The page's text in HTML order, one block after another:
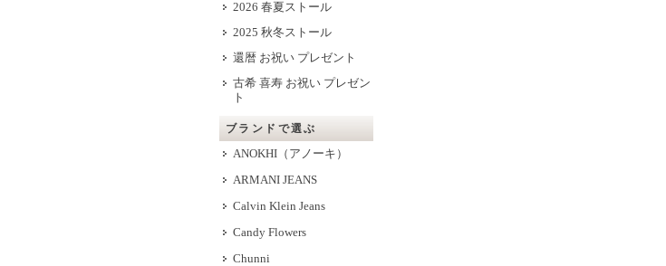
2026 春夏ストール
2025 秋冬ストール
還暦 お祝い プレゼント
古希 喜寿 お祝い プレゼン
ト
ブランドで選ぶ
ANOKHI（アノーキ）
ARMANI JEANS
Calvin Klein Jeans
Candy Flowers
Chunni